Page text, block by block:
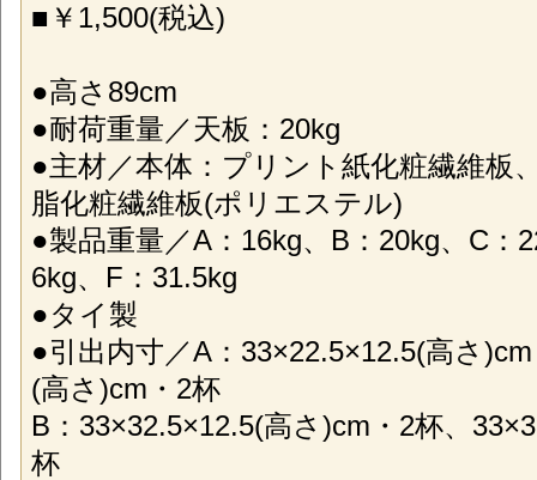
■￥1,500(税込)
●高さ89cm
●耐荷重量／天板：20kg
●主材／本体：プリント紙化粧繊維板
脂化粧繊維板(ポリエステル)
●製品重量／A：16kg、B：20kg、C：
6kg、F：31.5kg
●タイ製
●引出内寸／A：33×22.5×12.5(高さ
(高さ)cm・2杯
B：33×32.5×12.5(高さ)cm・2杯、
杯